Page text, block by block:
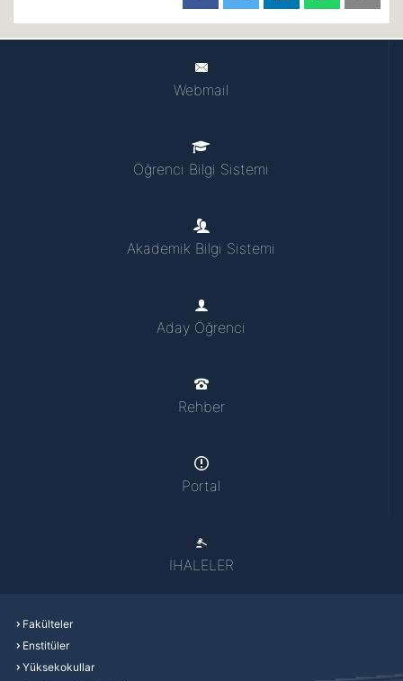
Webmail
Öğrenci Bilgi Sistemi
Akademik Bilgi Sistemi
Aday Öğrenci
Rehber
Portal
İHALELER
Fakülteler
Enstitüler
Yüksekokullar